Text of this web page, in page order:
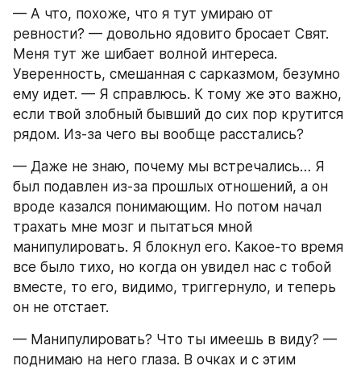
— А что, похоже, что я тут умираю от
ревности? — довольно ядовито бросает Свят.
Меня тут же шибает волной интереса.
Уверенность, смешанная с сарказмом, безумно
ему идет. — Я справлюсь. К тому же это важно,
если твой злобный бывший до сих пор крутится
рядом. Из-за чего вы вообще расстались?
— Даже не знаю, почему мы встречались… Я
был подавлен из-за прошлых отношений, а он
вроде казался понимающим. Но потом начал
трахать мне мозг и пытаться мной
манипулировать. Я блокнул его. Какое-то время
все было тихо, но когда он увидел нас с тобой
вместе, то его, видимо, триггернуло, и теперь
он не отстает.
— Манипулировать? Что ты имеешь в виду? —
поднимаю на него глаза. В очках и с этим